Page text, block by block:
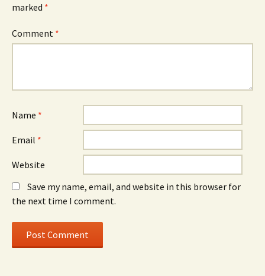
marked *
Comment *
Name *
Email *
Website
Save my name, email, and website in this browser for
the next time I comment.